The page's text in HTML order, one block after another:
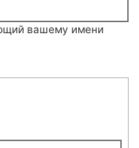
вашему имени